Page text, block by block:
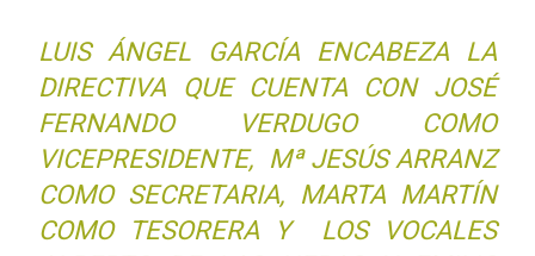
LUIS ÁNGEL GARCÍA ENCABEZA LA
DIRECTIVA QUE CUENTA CON JOSÉ
FERNANDO VERDUGO COMO
VICEPRESIDENTE, Mª JESÚS ARRANZ
COMO SECRETARIA, MARTA MARTÍN
COMO TESORERA Y LOS VOCALES